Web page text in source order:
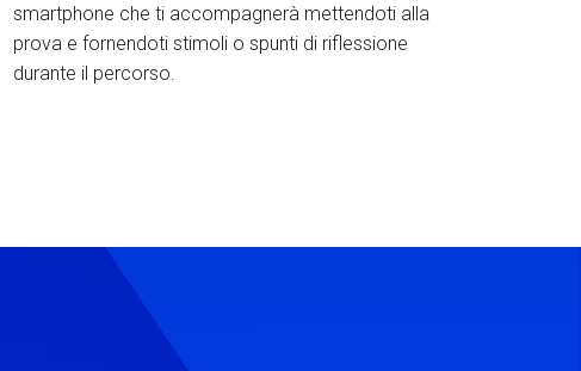
smartphone che ti accompagnerà mettendoti alla
prova e fornendoti stimoli o spunti di riflessione
durante il percorso.